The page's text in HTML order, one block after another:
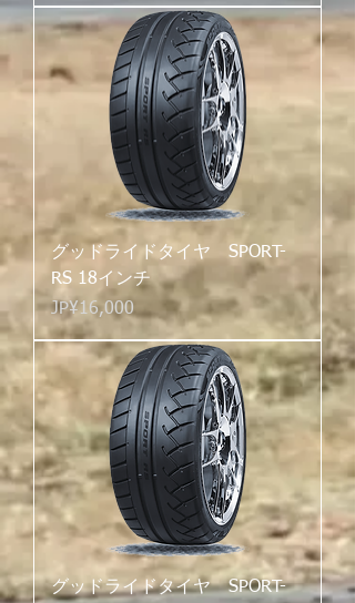
グッドライドタイヤ SPORT-
RS 18インチ
가격
JP¥16,000
グッドライドタイヤ SPORT-